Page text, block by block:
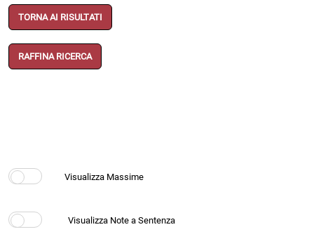
TORNA AI RISULTATI
RAFFINA RICERCA